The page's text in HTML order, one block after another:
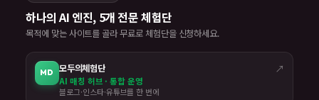
하나의 AI 엔진, 5개 전문 체험단
목적에 맞는 사이트를 골라 무료로 체험단을 신청하세요.
MD 모두의체험단 ↗
AI 매칭 허브 · 통합 운영
블로그·인스타·유튜브를 한 번에